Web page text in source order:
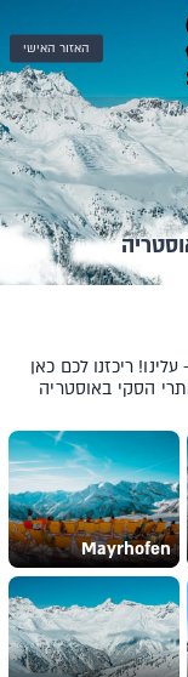
האזור האישי
ריכזנו לכם כאן
הסקי באוסטריה
Mayrhofen